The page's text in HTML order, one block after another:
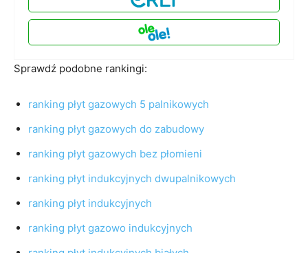
Sprawdź podobne rankingi:
ranking płyt gazowych 5 palnikowych
ranking płyt gazowych do zabudowy
ranking płyt gazowych bez płomieni
ranking płyt indukcyjnych dwupalnikowych
ranking płyt indukcyjnych
ranking płyt gazowo indukcyjnych